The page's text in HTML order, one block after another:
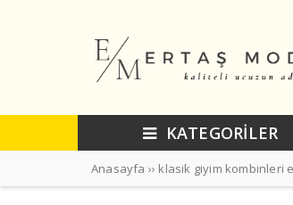
KATEGORİLER
Anasayfa ›› klasik giyim kombinleri